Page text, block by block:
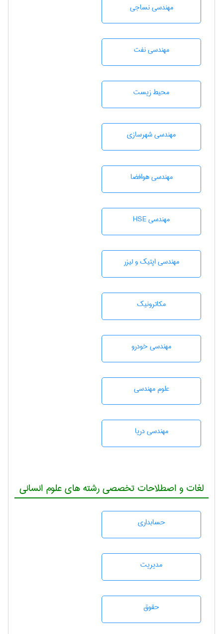
مهندسي نساجی
مهندسی نفت
محيط زيست
مهندسی شهرسازی
مهندسی هوافضا
مهندسی HSE
مهندسی اپتیک و لیزر
مکاترونیک
مهندسی خودرو
علوم مهندسی
مهندسی دریا
لغات و اصطلاحات تخصصی رشته های علوم انسانی
حسابداری
مديريت
حقوق